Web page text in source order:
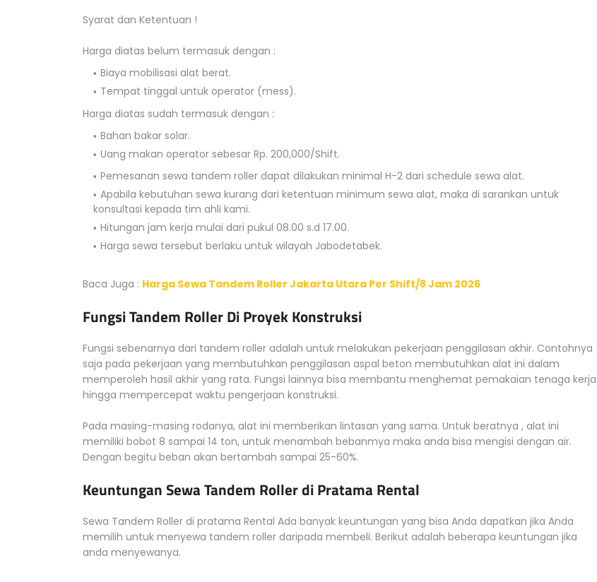
Syarat dan Ketentuan !
Harga diatas belum termasuk dengan :
Biaya mobilisasi alat berat.
Tempat tinggal untuk operator (mess).
Harga diatas sudah termasuk dengan :
Bahan bakar solar.
Uang makan operator sebesar Rp. 200,000/Shift.
Pemesanan sewa tandem roller dapat dilakukan minimal H-2 dari schedule sewa alat.
Apabila kebutuhan sewa kurang dari ketentuan minimum sewa alat, maka di sarankan untuk
konsultasi kepada tim ahli kami.
Hitungan jam kerja mulai dari pukul 08.00 s.d 17.00.
Harga sewa tersebut berlaku untuk wilayah Jabodetabek.
Baca Juga : Harga Sewa Tandem Roller Jakarta Utara Per Shift/8 Jam 2026
Fungsi Tandem Roller Di Proyek Konstruksi
Fungsi sebenarnya dari tandem roller adalah untuk melakukan pekerjaan penggilasan akhir. Contohnya
saja pada pekerjaan yang membutuhkan penggilasan aspal beton membutuhkan alat ini dalam
memperoleh hasil akhir yang rata. Fungsi lainnya bisa membantu menghemat pemakaian tenaga kerja
hingga mempercepat waktu pengerjaan konstruksi.
Pada masing-masing rodanya, alat ini memberikan lintasan yang sama. Untuk beratnya , alat ini
memiliki bobot 8 sampai 14 ton, untuk menambah bebanmya maka anda bisa mengisi dengan air.
Dengan begitu beban akan bertambah sampai 25-60%.
Keuntungan Sewa Tandem Roller di Pratama Rental
Sewa Tandem Roller di pratama Rental Ada banyak keuntungan yang bisa Anda dapatkan jika Anda
memilih untuk menyewa tandem roller daripada membeli. Berikut adalah beberapa keuntungan jika
anda menyewanya.